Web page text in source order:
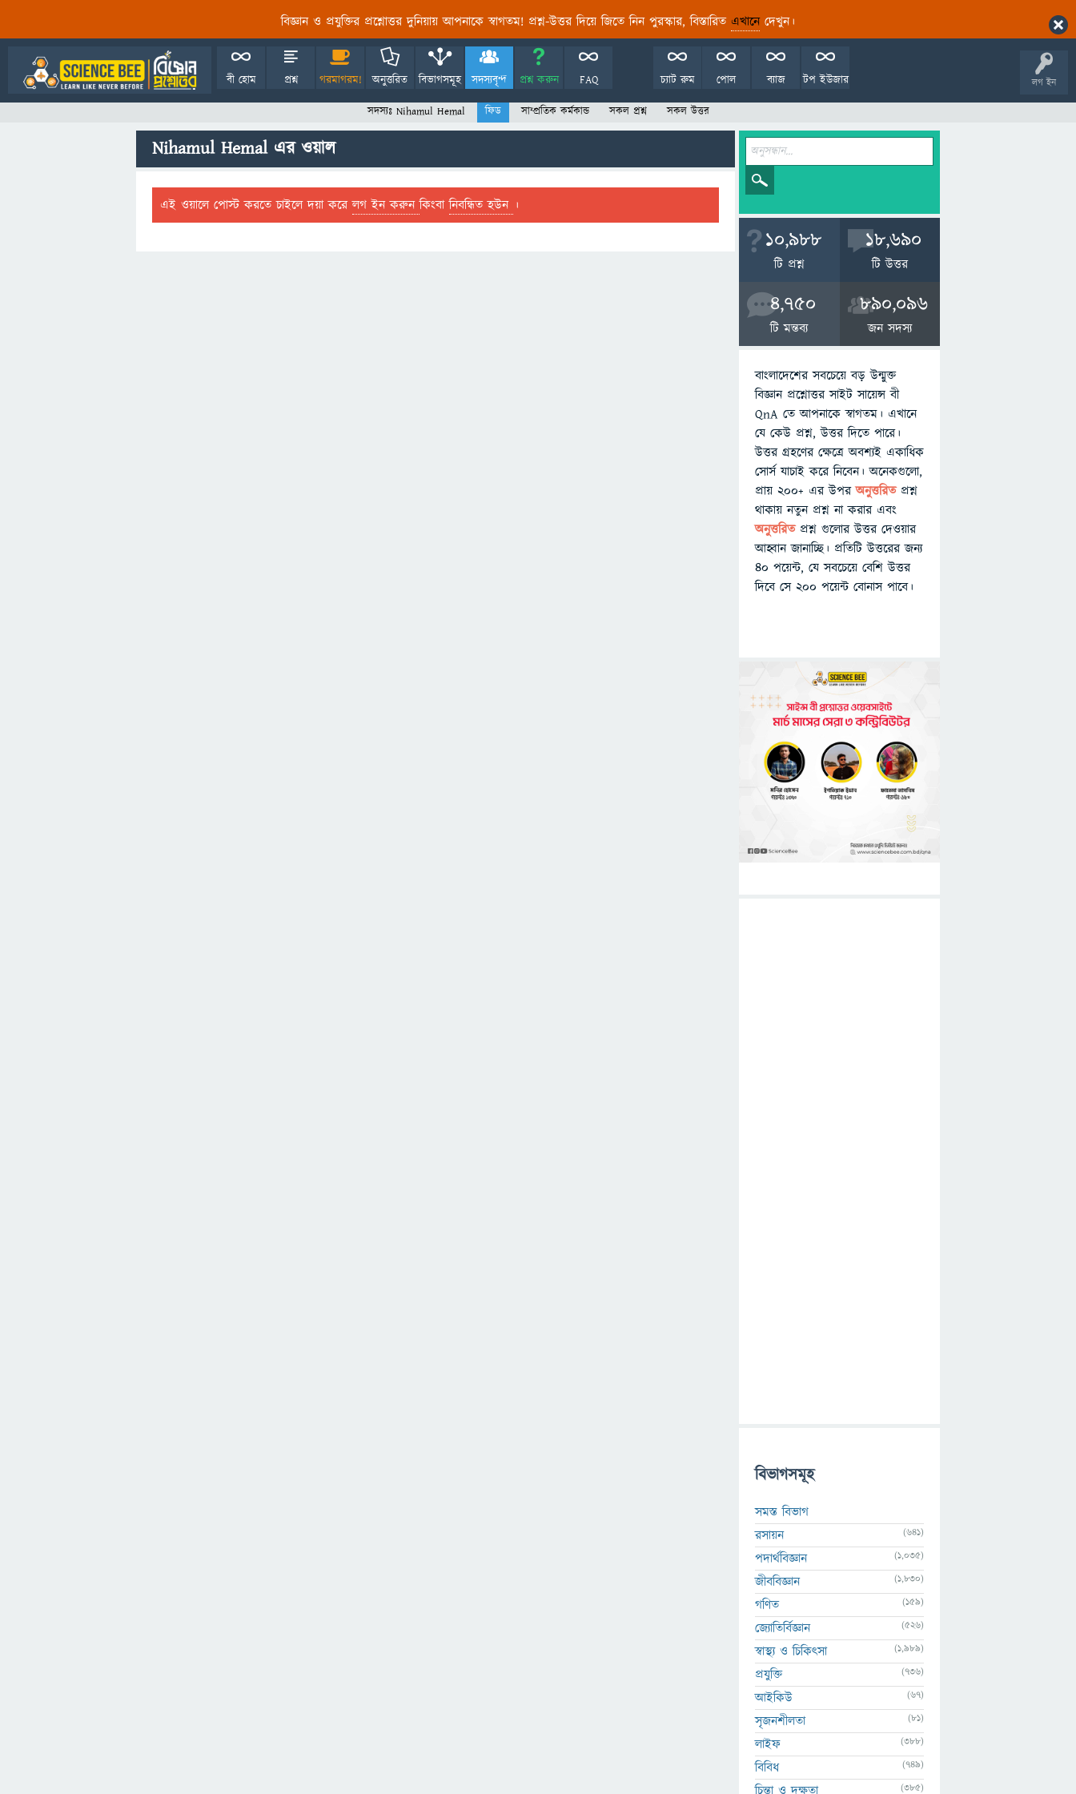
বিজ্ঞান ও প্রযুক্তির প্রশ্নোত্তর দুনিয়ায় আপনাকে স্বাগতম! প্রশ্ন-উত্তর দিয়ে জিতে নিন পুরস্কার, বিস্তারিত এখানেদেখুন।
লগ ইন
বী হোম প্রশ্ন গরমাগরম! অনুত্তরিত বিভাগসমূহ সদস্যবৃন্দ প্রশ্ন করুন FAQ টপ ইউজার
ব্যাজ
পোল
চ্যাট রুম
সদস্যঃ Nihamul Hemal ফিড সাম্প্রতিক কর্মকান্ড সকল প্রশ্ন সকল উত্তর
Nihamul Hemal এর ওয়াল
এই ওয়ালে পোস্ট করতে চাইলে দয়া করেলগ ইন করুনকিংবানিবন্ধিত হউন ।
10,988
টি প্রশ্ন
18,690
টি উত্তর
4,750
টি মন্তব্য
890,096
জন সদস্য
বাংলাদেশের সবচেয়ে বড় উন্মুক্ত
বিজ্ঞান প্রশ্নোত্তর সাইট সায়েন্স বী
QnA তে আপনাকে স্বাগতম। এখানে
যে কেউ প্রশ্ন, উত্তর দিতে পারে।
উত্তর গ্রহণের ক্ষেত্রে অবশ্যই একাধিক
সোর্স যাচাই করে নিবেন। অনেকগুলো,
প্রায় ২০০+ এর উপরঅনুত্তরিতপ্রশ্ন
থাকায় নতুন প্রশ্ন না করার এবং
অনুত্তরিত প্রশ্ন গুলোর উত্তর দেওয়ার
আহ্বান জানাচ্ছি। প্রতিটি উত্তরের জন্য
৪০ পয়েন্ট, যে সবচেয়ে বেশি উত্তর
দিবে সে ২০০ পয়েন্ট বোনাস পাবে।
বিভাগসমূহ
সমস্ত বিভাগ
রসায়ন
(641)
পদার্থবিজ্ঞান (1,035)
জীববিজ্ঞান (1,830)
গণিত (159)
জ্যোতির্বিজ্ঞান (526)
স্বাস্থ্য ও চিকিৎসা (1,989)
প্রযুক্তি (736)
আইকিউ (67)
সৃজনশীলতা (81)
লাইফ (388)
বিবিধ (749)
চিন্তা ও দক্ষতা (385)